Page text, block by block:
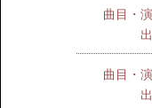
曲目・
曲目・